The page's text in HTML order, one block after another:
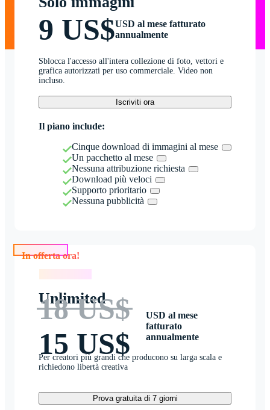
9 US$USD al mese fatturato
annualmente
Sblocca l'accesso all'intera collezione di foto, vettori e
grafica autorizzati per uso commerciale. Video non
incluso.
Iscriviti ora
Il piano include:
Cinque download di immagini al mese
Un pacchetto al mese
Nessuna attribuzione richiesta
Download più veloci
Supporto prioritario
Nessuna pubblicità
Unlimited
18 US$
15 US$
USD al mese
fatturato
annualmente
Per creatori più grandi che producono su larga scala e
richiedono libertà creativa
Prova gratuita di 7 giorni